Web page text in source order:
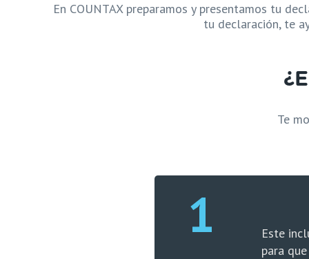
En COUNTAX preparamos y presentamos tu
tu declaración, te
Te
1
Este
para